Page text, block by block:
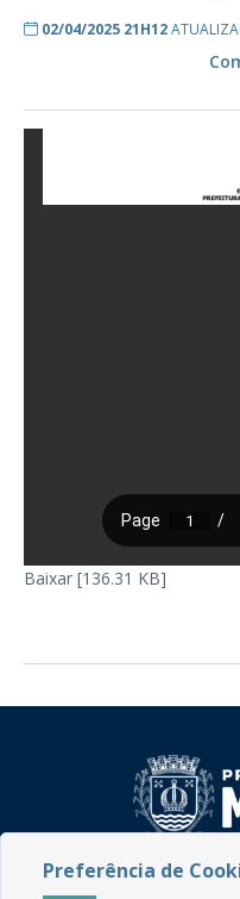
02/04/2025 21H12
Baixar [136.31 KB]
Rua do Imperador,
Preferência de